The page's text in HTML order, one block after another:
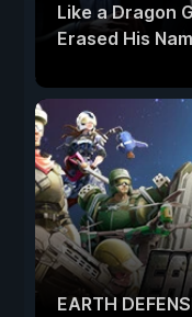
Like a Dragon
Erased His
EARTH